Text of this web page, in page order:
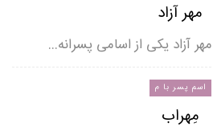
مهر آزاد
آزاد یکی از اسامی پسرانه…
اسم پسر با م
مِهراب